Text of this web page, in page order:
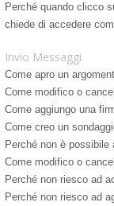
Perché quando clicco
chiede di accedere
Invio Messaggi
Come apro un
Come modifico o
Come aggiungo una
Come creo un
Perché non è possibile
Come modifico o
Perché non riesco ad
Perché non riesco ad